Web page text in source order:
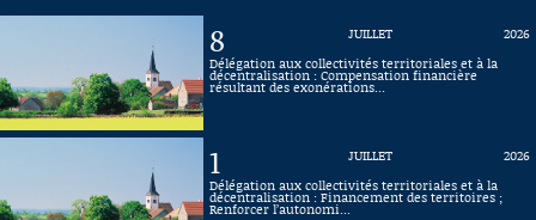
AIDE À LA DÉCOUPE
DE VIDÉOS
Commissions
Présidence
Connaissance, Histoire
8 JUILLET
2026
Délégation aux collectivités territoriales et à la
décentralisation : Compensation financière
résultant des exonérations...
1 JUILLET
2026
Délégation aux collectivités territoriales et à la
décentralisation : Financement des territoires ;
Renforcer l’autonomi...